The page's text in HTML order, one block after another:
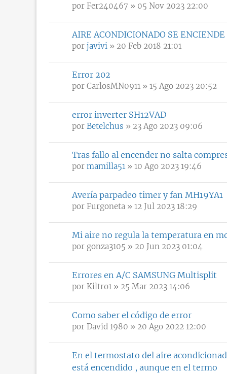
por Fer240467 » 05 Nov 2023 22:00
AIRE ACONDICIONADO SE ENCIENDE
por javivi » 20 Feb 2018 21:01
Error 202
por CarlosMN0911 » 15 Ago 2023 20:52
error inverter SH12VAD
por Betelchus » 23 Ago 2023 09:06
Tras fallo al encender no salta
por mamilla51» 10 Ago 2023 19:46
Avería parpadeo timer y fan MH19YA1
por Furgoneta » 12 Jul 2023 18:29
Mi aire no regula la temperatura en
por gonza3105 » 20 Jun 2023 01:04
Errores en A/C SAMSUNG Multisplit
por Kiltro1 » 25 Mar 2023 14:06
Como saber el código de error
por David 1980 » 20 Ago 2022 12:00
En el termostato del aire
está encendido , aunque en el termo